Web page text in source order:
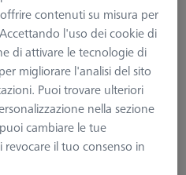
contenuti su misura per
l'uso dei cookie di
di attivare le tecnologie di
migliorare l'analisi del sito
Puoi trovare ulteriori
nella sezione
cambiare le tue
il tuo consenso in